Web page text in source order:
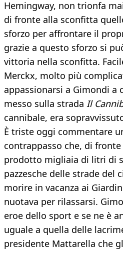
Hemingway, non trionfa
di fronte alla sconfitta
sforzo per affrontare il
grazie a questo sforzo si
vittoria nella sconfitta.
Merckx, molto più
appassionarsi a Gimondi a
messo sulla strada Il
cannibale, era
È triste oggi commentare
contrappasso che, di
prodotto migliaia di litri di
pazzesche delle strade del
morire in vacanza ai
nuotava per rilassarsi.
eroe dello sport e se ne è
uguale a quella delle
presidente Mattarella che